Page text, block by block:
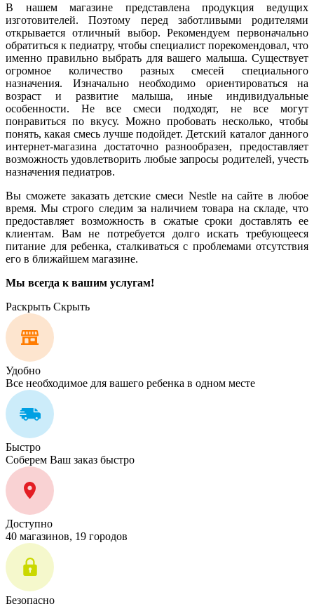
В нашем магазине представлена продукция ведущих
изготовителей. Поэтому перед заботливыми родителями
открывается отличный выбор. Рекомендуем первоначально
обратиться к педиатру, чтобы специалист порекомендовал, что
именно правильно выбрать для вашего малыша. Существует
огромное количество разных смесей специального
назначения. Изначально необходимо ориентироваться на
возраст и развитие малыша, иные индивидуальные
особенности. Не все смеси подходят, не все могут
понравиться по вкусу. Можно пробовать несколько, чтобы
понять, какая смесь лучше подойдет. Детский каталог данного
интернет-магазина достаточно разнообразен, предоставляет
возможность удовлетворить любые запросы родителей, учесть
назначения педиатров.
Вы сможете заказать детские смеси Nestle на сайте в любое
время. Мы строго следим за наличием товара на складе, что
предоставляет возможность в сжатые сроки доставлять ее
клиентам. Вам не потребуется долго искать требующееся
питание для ребенка, сталкиваться с проблемами отсутствия
его в ближайшем магазине.
Мы всегда к вашим услугам!
Раскрыть Скрыть
Удобно
Все необходимое для вашего ребенка в одном месте
Быстро
Соберем Ваш заказ быстро
Доступно
40 магазинов, 19 городов
Безопасно